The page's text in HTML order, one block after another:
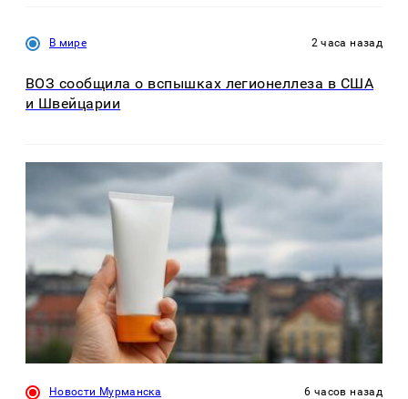
В мире 2 часа назад
ВОЗ сообщила о вспышках легионеллеза в США
и Швейцарии
Новости Мурманска 6 часов назад